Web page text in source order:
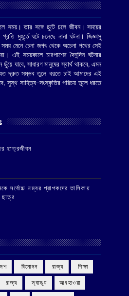
সময়। তার সঙ্গে ছুটে চলে জীবন। সময়ের
মুহূর্তে ঘটে চলেছে নানা ঘটনা। জিজ্ঞাসু
মেনে চেনা জগৎ থেকে অচেনা পথের সেই
এই সময়কালে চারপাশের দৈনন্দিন ঘটনার
যাবে, সাধারণ মানুষের স্বার্থ থাকবে, এমন
দ্রুত সম্ভব তুলে ধরতে চাই আমাদের এই
সুস্থ সাহিত্য–সংস্কৃতির পরিচয় তুলে ধরতে
ছাত্রজীবন
সর্বোচ্চ নম্বর প্রাপকদের তালিকায়
ছাত্র
‌ বিনোদন ‌ রাজ্য ‌ শিক্ষা
‌ রাজ্য ‌ স্বাস্থ্য আবহাওয়া